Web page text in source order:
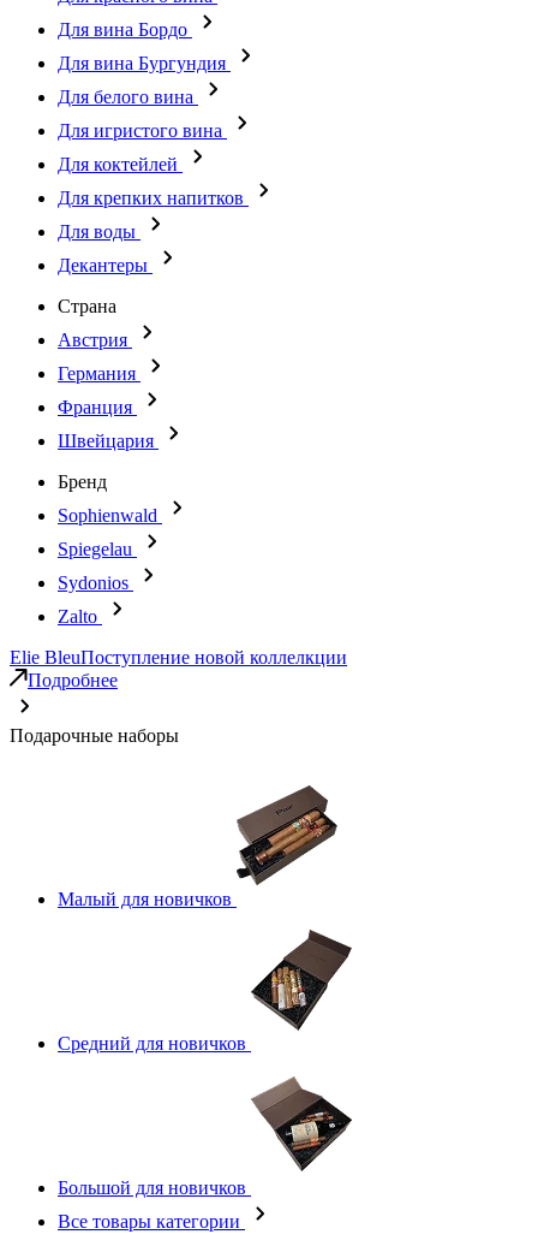
Для вина Бордо
Для вина Бургундия
Для белого вина
Для игристого вина
Для коктейлей
Для крепких напитков
Для воды
Декантеры
Страна
Австрия
Германия
Франция
Швейцария
Бренд
Sophienwald
Spiegelau
Sydonios
Zalto
Elie BleuПоступление новой коллелкции
Подробнее
Подарочные наборы
Малый для новичков
Средний для новичков
Большой для новичков
Все товары категории